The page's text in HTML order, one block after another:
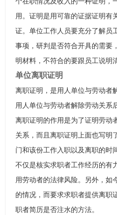
用。证明是用可靠的证据证明有
证。单位工作人员要充分了解员
事项，研判是否符合开具的需要
明材料，不符合的要跟员工说明
单位离职证明
离职证明，是用人单位与劳动者
用人单位与劳动者解除劳动关系
离职证明的作用是为了证明劳动
关系，而且离职证明上面也写明
门和该份工作入职以及离职的时
不仅是核实求职者工作经历的有
用劳动者的法律风险。另外，如
的情况，而要求求职者提供离职
职者简历是否注水的方法。